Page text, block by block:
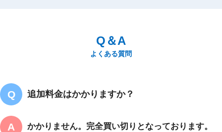
Q＆A
追加料金はかかりますか？
かかりません。完全買い切りとなっております。